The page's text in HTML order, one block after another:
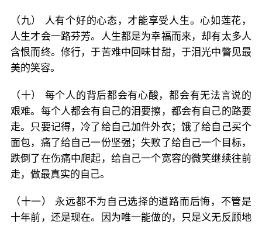
（九） 人有个好的心态，才能享受人生。心如莲花，
人生才会一路芬芳。人生都是为幸福而来，却有太多人
含恨而终。修行，于苦难中回味甘甜，于泪光中瞥见最
美的笑容。
（十） 每个人的背后都会有心酸，都会有无法言说的
艰难。每个人都会有自己的泪要擦，都会有自己的路要
走。只要记得，冷了给自己加件外衣；饿了给自己买个
面包，痛了给自己一份坚强；失败了给自己一个目标，
跌倒了在伤痛中爬起，给自己一个宽容的微笑继续往前
走，做最真实的自己。
（十一） 永远都不为自己选择的道路而后悔，不管是
十年前，还是现在。因为唯一能做的，只是义无反顾地